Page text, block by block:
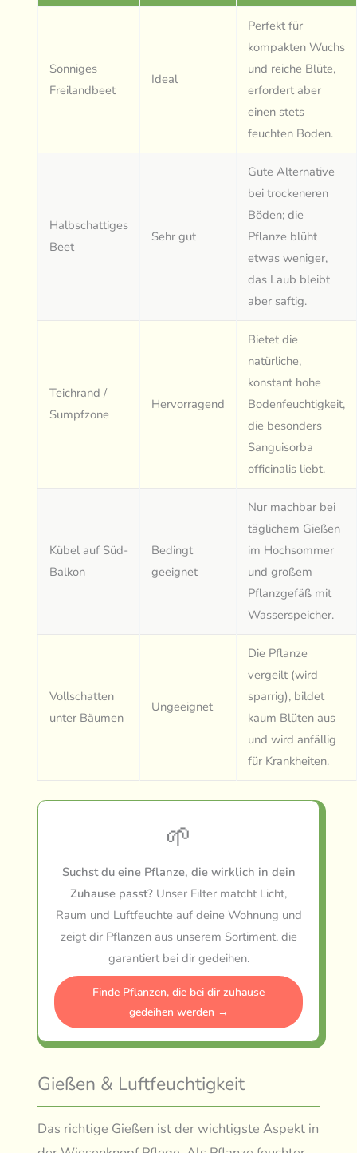
Sonniges
Freilandbeet
Ideal
Perfekt für
kompakten Wuchs
und reiche Blüte,
erfordert aber
einen stets
feuchten Boden.
Halbschattiges
Beet
Sehr gut
Gute Alternative
bei trockeneren
Böden; die
Pflanze blüht
etwas weniger,
das Laub bleibt
aber saftig.
Teichrand /
Sumpfzone
Hervorragend
Bietet die
natürliche,
konstant hohe
Bodenfeuchtigkeit,
die besonders
Sanguisorba
officinalis liebt.
Kübel auf Süd-
Balkon
Bedingt
geeignet
Nur machbar bei
täglichem Gießen
im Hochsommer
und großem
Pflanzgefäß mit
Wasserspeicher.
Vollschatten
unter Bäumen
Ungeeignet
Die Pflanze
vergeilt (wird
sparrig), bildet
kaum Blüten aus
und wird anfällig
für Krankheiten.
🌱
Suchst du eine Pflanze, die wirklich in dein
Zuhause passt? Unser Filter matcht Licht,
Raum und Luftfeuchte auf deine Wohnung und
zeigt dir Pflanzen aus unserem Sortiment, die
garantiert bei dir gedeihen.
Finde Pflanzen, die bei dir zuhause
gedeihen werden →
Gießen & Luftfeuchtigkeit
Das richtige Gießen ist der wichtigste Aspekt in